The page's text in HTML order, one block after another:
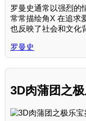
罗曼史通常以强烈的
常常描绘角X 在追求
也反映了社会和文化
罗曼史
3D肉蒲团之